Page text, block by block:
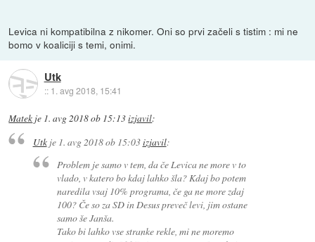
Levica ni kompatibilna z nikomer. Oni so prvi začeli s tistim : mi ne
bomo v koaliciji s temi, onimi.
Utk
:: 1. avg 2018, 15:41
Matek je 1. avg 2018 ob 15:13izjavil:
Utkje 1. avg 2018 ob 15:03izjavil:
Problem je samo v tem, da če Levica ne more v to
vlado, v katero bo kdaj lahko šla? Kdaj bo potem
naredila vsaj 10% programa, če ga ne more zdaj
100? Če so za SD in Desus preveč levi, jim ostane
samo še Janša.
Tako bi lahko vse stranke rekle, mi ne moremo